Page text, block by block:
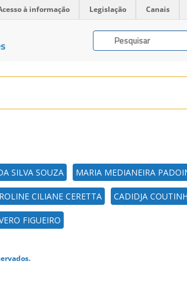
à informação Legislação Canais
SILVA SOUZA MARIA MEDIANEIRA
CILIANE CERETTA CADIDJA
FIGUEIRO